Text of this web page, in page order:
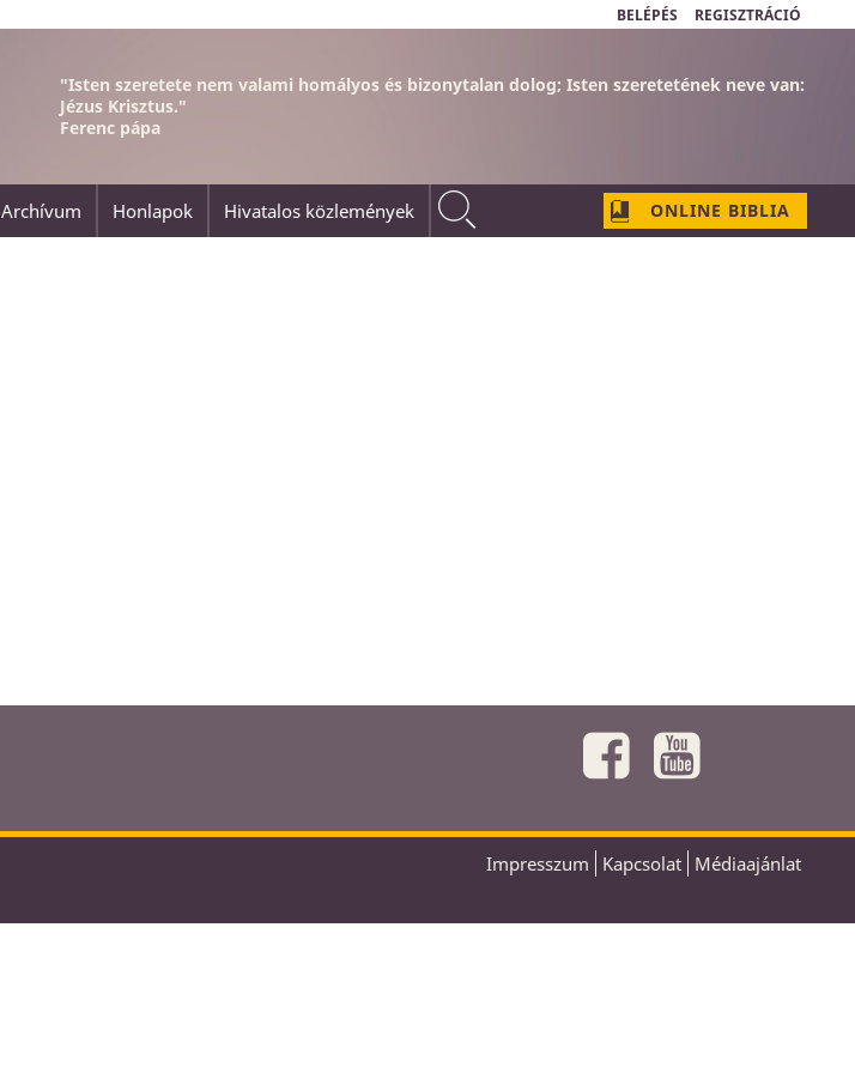
BELÉPÉS REGISZTRÁCIÓ
"Isten szeretete nem valami homályos és bizonytalan dolog; Isten szeretetének neve van:
Jézus Krisztus."
Ferenc pápa
Archívum Honlapok Hivatalos közlemények ONLINE BIBLIA
Impresszum Kapcsolat Médiaajánlat